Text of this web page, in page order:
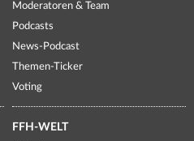
Moderatoren & Team
Podcasts
News-Podcast
Themen-Ticker
Voting
FFH-WELT